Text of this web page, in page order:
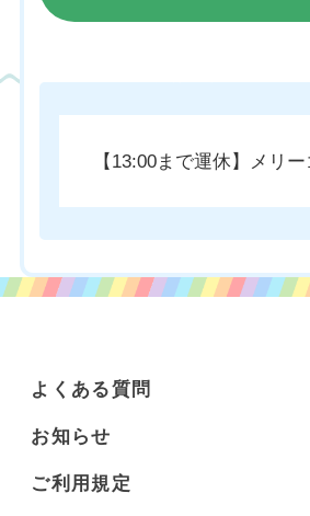
【13:00まで運休】メリ
よくある質問
お知らせ
ご利用規定